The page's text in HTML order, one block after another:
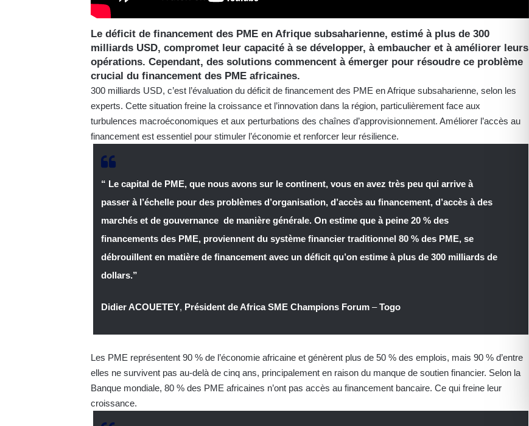
Le déficit de financement des PME en Afrique subsaharienne, estimé à plus de 300
milliards USD, compromet leur capacité à se développer, à embaucher et à améliorer leurs
opérations. Cependant, des solutions commencent à émerger pour résoudre ce problème
crucial du financement des PME africaines.
300 milliards USD, c’est l’évaluation du déficit de financement des PME en Afrique subsaharienne, selon les
experts. Cette situation freine la croissance et l’innovation dans la région, particulièrement face aux
turbulences macroéconomiques et aux perturbations des chaînes d’approvisionnement. Améliorer l’accès au
financement est essentiel pour stimuler l’économie et renforcer leur résilience.
“ Le capital de PME, que nous avons sur le continent, vous en avez très peu qui arrive à
passer à l’échelle pour des problèmes d’organisation, d’accès au financement, d’accès à des
marchés et de gouvernance de manière générale. On estime que à peine 20 % des
financements des PME, proviennent du système financier traditionnel 80 % des PME, se
débrouillent en matière de financement avec un déficit qu’on estime à plus de 300 milliards de
dollars.”
Didier ACOUETEY, Président de Africa SME Champions Forum –Togo
Les PME représentent 90 % de l’économie africaine et génèrent plus de 50 % des emplois, mais 90 % d’entre
elles ne survivent pas au-delà de cinq ans, principalement en raison du manque de soutien financier. Selon la
Banque mondiale, 80 % des PME africaines n’ont pas accès au financement bancaire. Ce qui freine leur
croissance.